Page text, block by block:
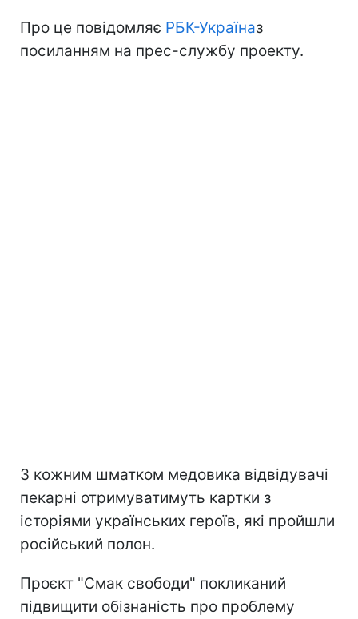
Про це повідомляє РБК-Україназ
посиланням на прес-службу проекту.
З кожним шматком медовика відвідувачі
пекарні отримуватимуть картки з
історіями українських героїв, які пройшли
російський полон.
Проєкт "Смак свободи" покликаний
підвищити обізнаність про проблему